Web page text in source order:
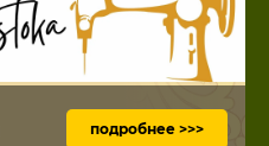
подробнее >>>